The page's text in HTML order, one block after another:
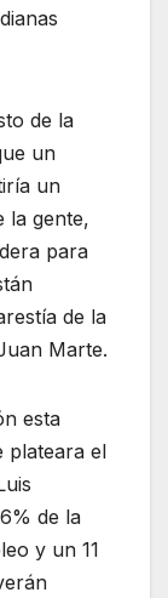
de la
un
un
la gente,
para
de la
Marte.
esta
plateara el
de la
y un 11